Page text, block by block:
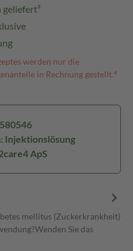
werden nur die
in Rechnung gestellt.⁴
Injektionslösung
ApS
mellitus (Zuckerkrankheit)
Sie das